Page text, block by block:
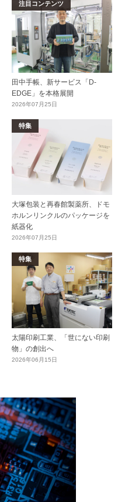
注目コンテンツ
田中手帳、新サービス「D-
EDGE」を本格展開
2026年07月25日
特集
大塚包装と再春館製薬所、ドモ
ホルンリンクルのパッケージを
紙器化
2026年07月25日
特集
太陽印刷工業、「世にない印刷
物」の創出へ
2026年06月15日